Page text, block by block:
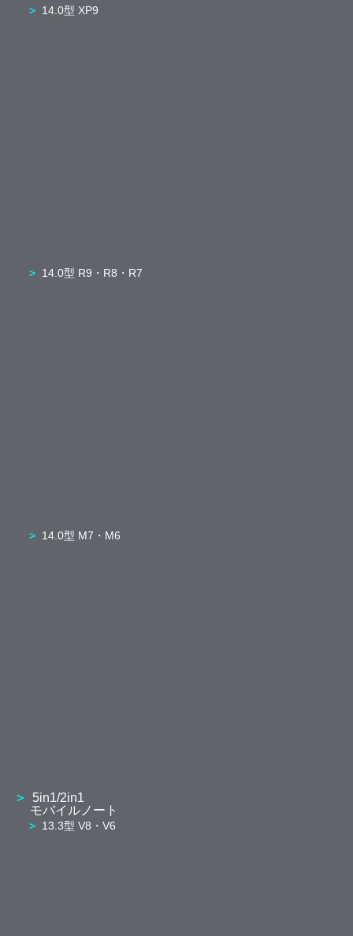
14.0型 XP9
14.0型 R9・R8・R7
14.0型 M7・M6
5in1/2in1
モバイルノート
13.3型 V8・V6